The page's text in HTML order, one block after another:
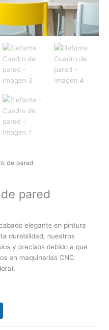
de pared
pared
elegante en pintura
durabilidad, nuestros
y precisos debido a que
en maquinarias CNC